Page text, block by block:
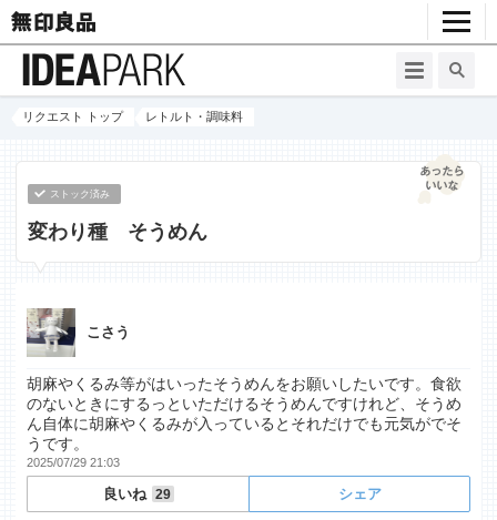
リクエスト トップ レトルト・調味料
ストック済み
変わり種 そうめん
こさう
胡麻やくるみ等がはいったそうめんをお願いしたいです。食欲
のないときにするっといただけるそうめんですけれど、そうめ
ん自体に胡麻やくるみが入っているとそれだけでも元気がでそ
うです。
2025/07/29 21:03
良いね 29 シェア